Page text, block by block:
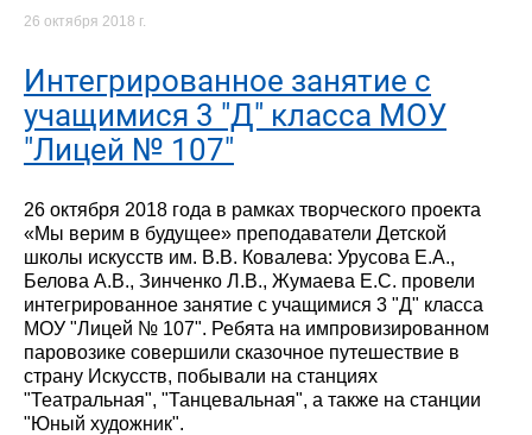
26 октября 2018 г.
Интегрированное занятие с
учащимися 3 "Д" класса МОУ
"Лицей № 107"
26 октября 2018 года в рамках творческого проекта
«Мы верим в будущее» преподаватели Детской
школы искусств им. В.В. Ковалева: Урусова Е.А.,
Белова А.В., Зинченко Л.В., Жумаева Е.С. провели
интегрированное занятие с учащимися 3 "Д" класса
МОУ "Лицей № 107". Ребята на импровизированном
паровозике совершили сказочное путешествие в
страну Искусств, побывали на станциях
"Театральная", "Танцевальная", а также на станции
"Юный художник".